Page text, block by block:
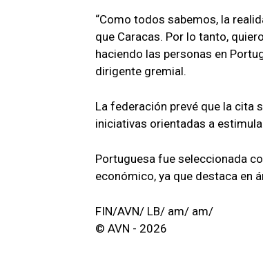
“Como todos sabemos, la
que Caracas. Por lo tanto,
haciendo las personas en
dirigente gremial.
La federación prevé que la cita
iniciativas orientadas a
Portuguesa fue seleccionada
económico, ya que destaca en
FIN/AVN/ LB/ am/ am/
© AVN - 2026